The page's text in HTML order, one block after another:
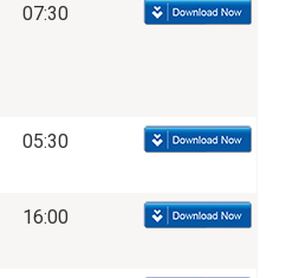
07:30
05:30
16:00